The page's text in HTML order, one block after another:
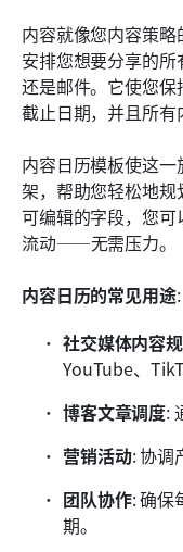
内容就像您内容策
安排您想要分享的
还是邮件。它使您
截止日期，并且所有
内容日历模板使这
架，帮助您轻松地
可编辑的字段，您
流动——无需压力。
内容日历的常见用途:
社交媒体内容
YouTube、
博客文章调度:
营销活动: 协调
团队协作: 确保
期。